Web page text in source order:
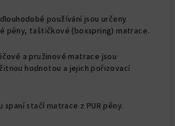
používání jsou určeny
pěny, taštičkové (boxspring) matrace.
a pružinové matrace jsou
hodnotou a jejich pořizovací
stačí matrace z PUR pěny.